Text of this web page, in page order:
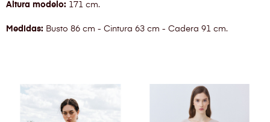
Altura modelo: 171 cm.
Medidas: Busto 86 cm - Cintura 63 cm - Cadera 91 cm.